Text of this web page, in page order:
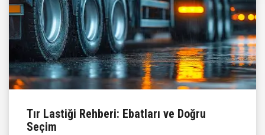
Tır Lastiği Rehberi: Ebatları ve Doğru
Seçim